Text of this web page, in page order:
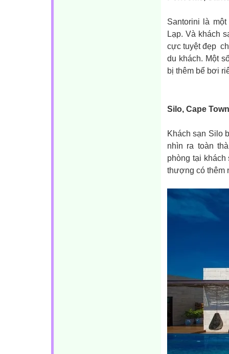
Santorini là
Lạp. Và khách
cực tuyệt đẹp
du khách. Một
bị thêm bể bơi
Silo, Cape
Khách sạn Silo
nhìn ra toàn
phòng tại
thượng có thêm